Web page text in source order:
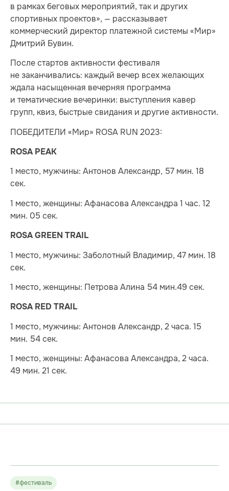
в рамках беговых мероприятий, так и других
спортивных проектов», — рассказывает
коммерческий директор платежной системы «Мир»
Дмитрий Бувин.
После стартов активности фестиваля
не заканчивались: каждый вечер всех желающих
ждала насыщенная вечерняя программа
и тематические вечеринки: выступления кавер
групп, квиз, быстрые свидания и другие активности.
ПОБЕДИТЕЛИ «Мир» ROSA RUN 2023:
ROSA PEAK
1 место, мужчины: Антонов Александр, 57 мин. 18
сек.
1 место, женщины: Афанасова Александра 1 час. 12
мин. 05 сек.
ROSA GREEN TRAIL
1 место, мужчины: Заболотный Владимир, 47 мин. 18
сек.
1 место, женщины: Петрова Алина 54 мин.49 сек.
ROSA RED TRAIL
1 место, мужчины: Антонов Александр, 2 часа. 15
мин. 54 сек.
1 место, женщины: Афанасова Александра, 2 часа.
49 мин. 21 сек.
#фестиваль